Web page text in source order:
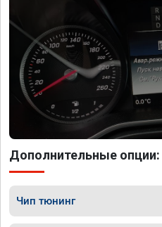
Дополнительные опции:
Чип тюнинг